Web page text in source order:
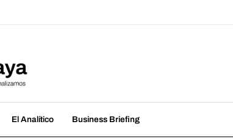
El Analítico Business Briefing